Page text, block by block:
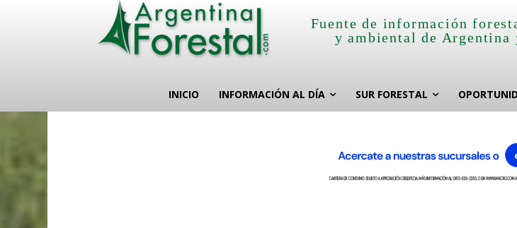
Fuente de información
y ambiental de Argentina
INICIO INFORMACIÓN AL DÍA SUR FORESTAL